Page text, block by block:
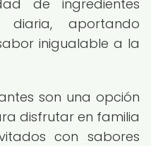
de ingredientes
aportando
inigualable a la
son una opción
disfrutar en familia
con sabores